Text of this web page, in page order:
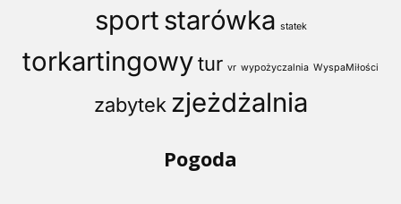
sport starówka statek
torkartingowytur vr wypożyczalnia WyspaMiłości
zabytek zjeżdżalnia
Pogoda